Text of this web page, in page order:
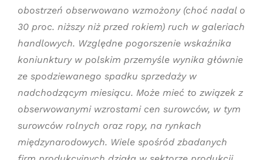
obostrzeń obserwowano wzmożony (choć nadal o
30 proc. niższy niż przed rokiem) ruch w galeriach
handlowych. Względne pogorszenie wskaźnika
koniunktury w polskim przemyśle wynika głównie
ze spodziewanego spadku sprzedaży w
nadchodzącym miesiącu. Może mieć to związek z
obserwowanymi wzrostami cen surowców, w tym
surowców rolnych oraz ropy, na rynkach
międzynarodowych. Wiele spośród zbadanych